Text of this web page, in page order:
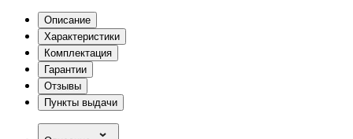
Описание
Характеристики
Комплектация
Гарантии
Отзывы
Пункты выдачи